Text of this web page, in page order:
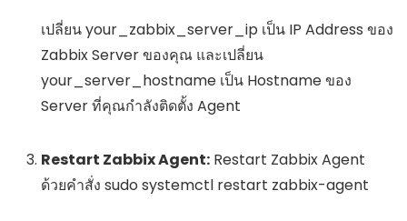
เปลี่ยนyour_zabbix_server_ip เป็น IP Address ของ
Zabbix Server ของคุณ และเปลี่ยน
your_server_hostname เป็น Hostname ของ
Server ที่คุณกำลังติดตั้ง Agent
Restart Zabbix Agent: Restart Zabbix Agent
ด้วยคำสั่ง sudo systemctl restart zabbix-agent